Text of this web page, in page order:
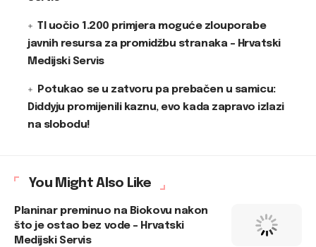
TI uočio 1.200 primjera moguće zlouporabe
javnih resursa za promidžbu stranaka – Hrvatski
Medijski Servis
Potukao se u zatvoru pa prebačen u samicu:
Diddyju promijenili kaznu, evo kada zapravo izlazi
na slobodu!
You Might Also Like
Planinar preminuo na Biokovu nakon
što je ostao bez vode – Hrvatski
Medijski Servis